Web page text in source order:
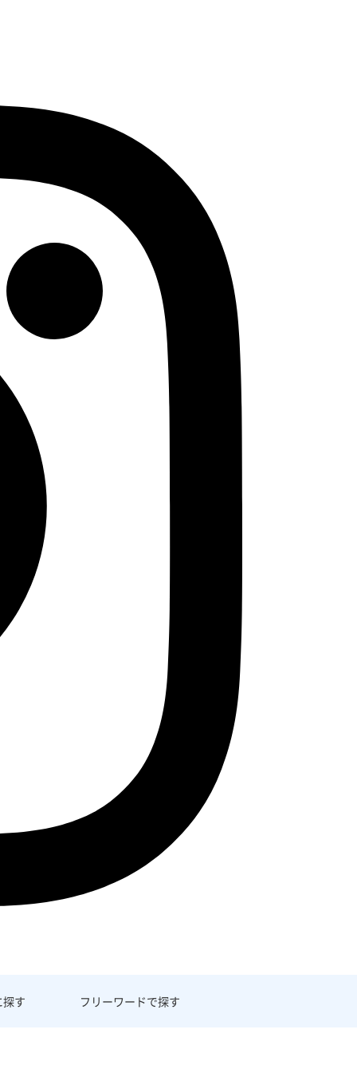
探す フリーワードで探す